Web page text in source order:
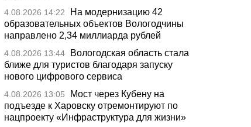
4.08.2026 14:22
На модернизацию 42
образовательных объектов Вологодчины
направлено 2,34 миллиарда рублей
4.08.2026 13:44
Вологодская область стала
ближе для туристов благодаря запуску
нового цифрового сервиса
4.08.2026 13:05
Мост через Кубену на
подъезде к Харовску отремонтируют по
нацпроекту «Инфраструктура для жизни»